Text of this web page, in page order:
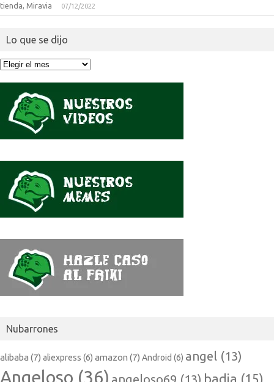
tienda, Miravia
07/12/2022
Lo que se dijo
Lo
Nubarrones
alibaba (7) aliexpress (6) amazon (7) Android (6) angel (13)
Angeloso (36)